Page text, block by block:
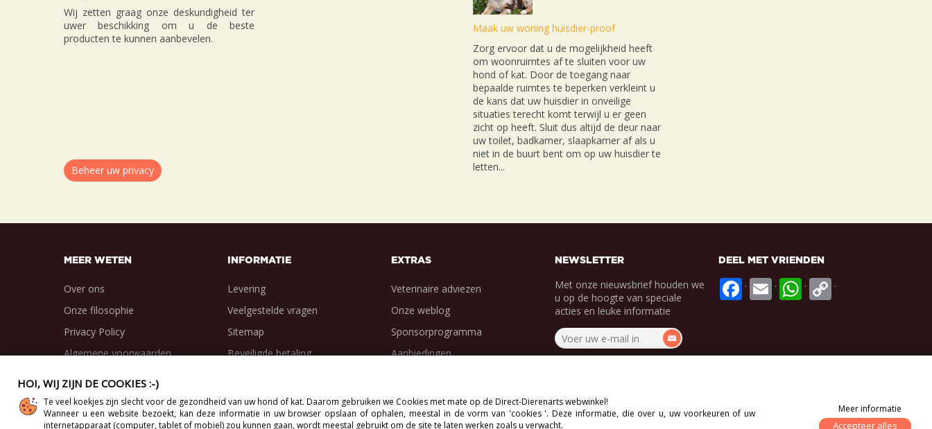
Wij zetten graag onze deskundigheid ter
uwer beschikking om u de beste
producten te kunnen aanbevelen.
Maak uw woning huisdier-proof
Zorg ervoor dat u de mogelijkheid heeft
om woonruimtes af te sluiten voor uw
hond of kat. Door de toegang naar
bepaalde ruimtes te beperken verkleint u
de kans dat uw huisdier in onveilige
situaties terecht komt terwijl u er geen
zicht op heeft. Sluit dus altijd de deur naar
uw toilet, badkamer, slaapkamer af als u
niet in de buurt bent om op uw huisdier te
letten...
Beheer uw privacy
MEER WETEN
Over ons
Onze filosophie
Privacy Policy
Algemene voorwaarden
INFORMATIE
Levering
Veelgestelde vragen
Sitemap
Beveiligde betaling
EXTRAS
Veterinaire adviezen
Onze weblog
Sponsorprogramma
Aanbiedingen
NEWSLETTER
Met onze nieuwsbrief houden we
u op de hoogte van speciale
acties en leuke informatie
DEEL MET VRIENDEN
. . . .
Copyright 2012-2026 Direct-Vet BV. All Rights Reserved.
HOI, WIJ ZIJN DE COOKIES :-)
Te veel koekjes zijn slecht voor de gezondheid van uw hond of kat. Daarom gebruiken we Cookies met mate op de Direct-Dierenarts webwinkel!
Wanneer u een website bezoekt, kan deze informatie in uw browser opslaan of ophalen, meestal in de vorm van 'cookies '. Deze informatie, die over u, uw voorkeuren of uw
internetapparaat (computer, tablet of mobiel) zou kunnen gaan, wordt meestal gebruikt om de site te laten werken zoals u verwacht.
Meer informatie
Accepteer alles